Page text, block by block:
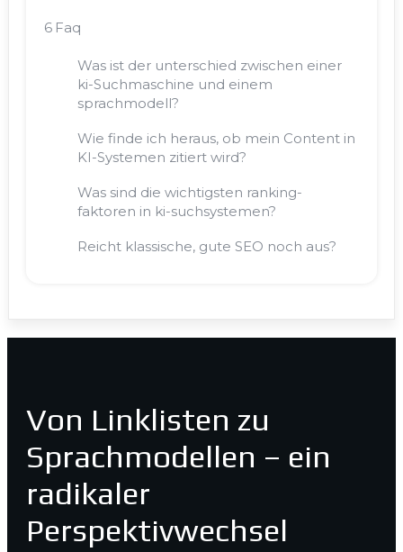
6 Faq
Was ist der unterschied zwischen einer
ki-Suchmaschine und einem
sprachmodell?
Wie finde ich heraus, ob mein Content in
KI-Systemen zitiert wird?
Was sind die wichtigsten ranking-
faktoren in ki-suchsystemen?
Reicht klassische, gute SEO noch aus?
Von Linklisten zu
Sprachmodellen – ein
radikaler
Perspektivwechsel